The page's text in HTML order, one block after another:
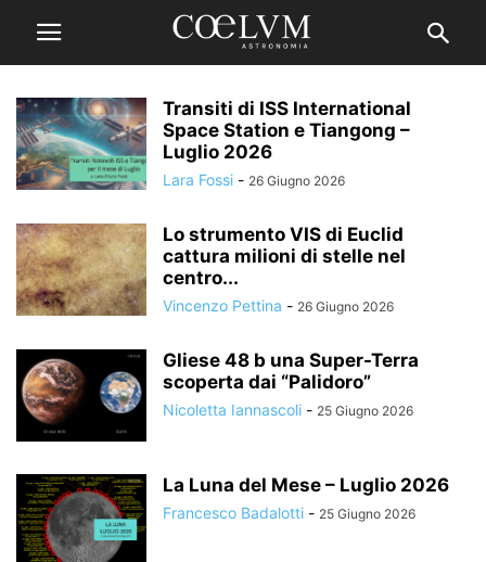
Transiti di ISS International
Space Station e Tiangong –
Luglio 2026
Lara Fossi - 26 Giugno 2026
Lo strumento VIS di Euclid
cattura milioni di stelle nel
centro...
Vincenzo Pettina - 26 Giugno 2026
Gliese 48 b una Super-Terra
scoperta dai “Palidoro”
Nicoletta Iannascoli - 25 Giugno 2026
La Luna del Mese – Luglio 2026
Francesco Badalotti - 25 Giugno 2026